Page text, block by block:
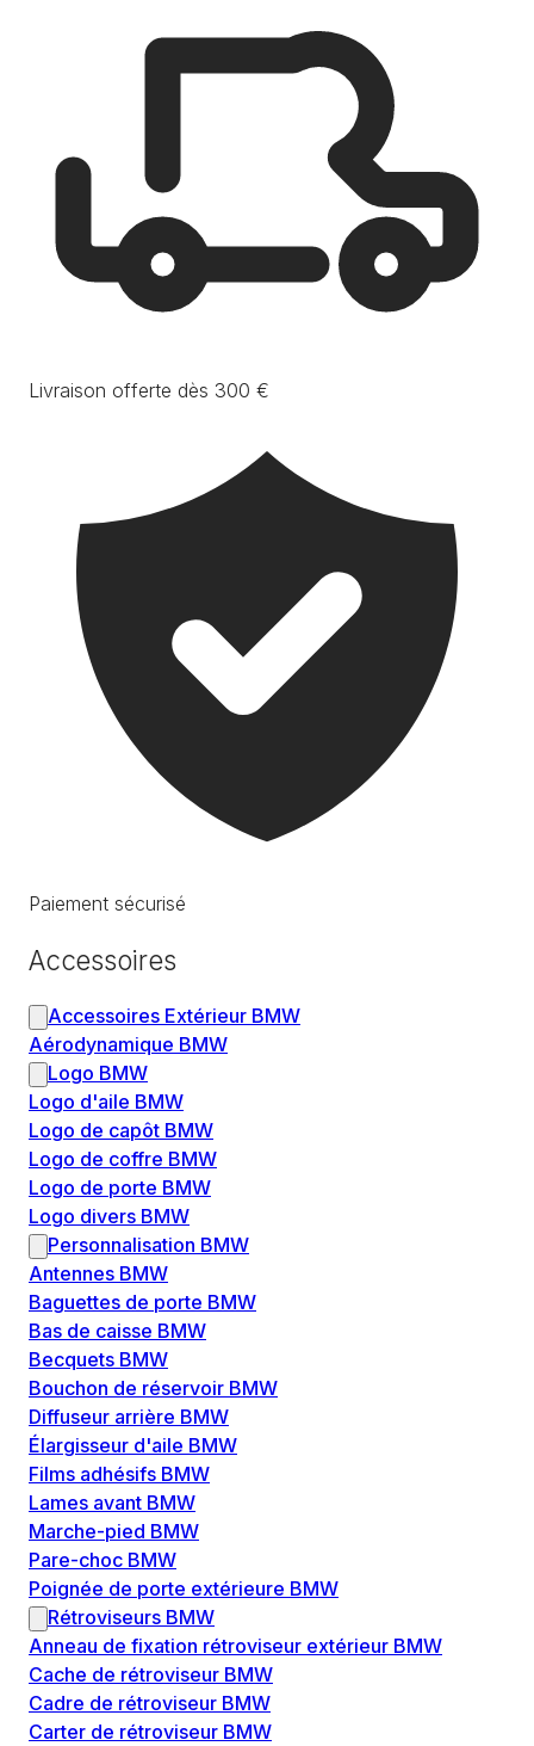
Livraison offerte dès 300 €
Paiement sécurisé
Accessoires
Accessoires Extérieur BMW
Aérodynamique BMW
Logo BMW
Logo d'aile BMW
Logo de capôt BMW
Logo de coffre BMW
Logo de porte BMW
Logo divers BMW
Personnalisation BMW
Antennes BMW
Baguettes de porte BMW
Bas de caisse BMW
Becquets BMW
Bouchon de réservoir BMW
Diffuseur arrière BMW
Élargisseur d'aile BMW
Films adhésifs BMW
Lames avant BMW
Marche-pied BMW
Pare-choc BMW
Poignée de porte extérieure BMW
Rétroviseurs BMW
Anneau de fixation rétroviseur extérieur BMW
Cache de rétroviseur BMW
Cadre de rétroviseur BMW
Carter de rétroviseur BMW